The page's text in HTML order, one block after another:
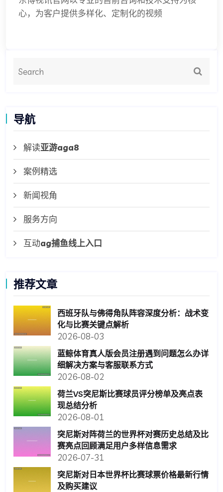
心，为客户提供多样化、定制化的视频
导航
解读亚游aga8
案例精选
新闻视角
服务方向
互动ag捕鱼线上入口
推荐文章
西班牙队与佛得角队阵容深度分析：战术变
化与比赛关键点解析
2026-08-03
蓝鲸体育真人版会员注册遇到问题怎么办详
细解决方案与客服联系方式
2026-08-02
荷兰VS突尼斯比赛球员评分榜单及亮点表
现总结分析
2026-08-01
突尼斯对阵荷兰的世界杯对赛历史总结及比
赛亮点回顾满足用户多样信息需求
2026-07-31
突尼斯对日本世界杯比赛球票价格最新行情
及购买建议